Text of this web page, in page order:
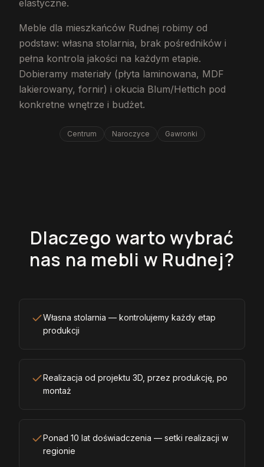
elastyczne.
Meble dla mieszkańców Rudnej robimy od
podstaw: własna stolarnia, brak pośredników i
pełna kontrola jakości na każdym etapie.
Dobieramy materiały (płyta laminowana, MDF
lakierowany, fornir) i okucia Blum/Hettich pod
konkretne wnętrze i budżet.
Centrum Naroczyce Gawronki
Dlaczego warto wybrać
nas na mebli w Rudnej?
Własna stolarnia — kontrolujemy każdy etap
produkcji
Realizacja od projektu 3D, przez produkcję, po
montaż
Ponad 10 lat doświadczenia — setki realizacji w
regionie